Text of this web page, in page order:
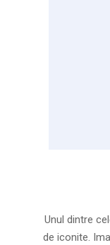
Unul dintre
de iconite.